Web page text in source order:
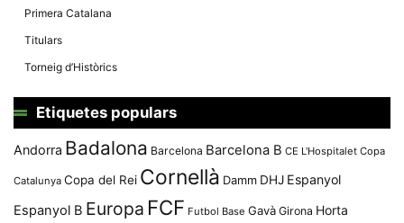
Primera Catalana
Titulars
Torneig d’Històrics
Etiquetes populars
Andorra Badalona Barcelona Barcelona B CE L'Hospitalet Copa
Catalunya Copa del Rei Cornellà Damm DHJ Espanyol
Espanyol B Europa FCF Futbol Base Gavà Girona Horta